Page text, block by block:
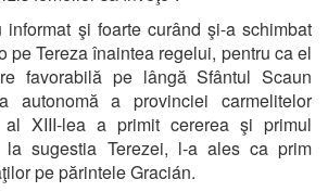
informat şi foarte curând şi-a schimbat
pe Tereza înaintea regelui, pentru ca el
favorabilă pe lângă Sfântul Scaun
autonomă a provinciei carmelitelor
al XIII-lea a primit cererea şi primul
la sugestia Terezei, l-a ales ca prim
pe părintele Gracián.